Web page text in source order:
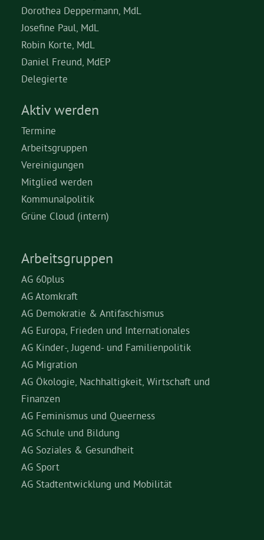
Dorothea Deppermann, MdL
Josefine Paul, MdL
Robin Korte, MdL
Daniel Freund, MdEP
Delegierte
Aktiv werden
Termine
Arbeitsgruppen
Vereinigungen
Mitglied werden
Kommunalpolitik
Grüne Cloud (intern)
Arbeitsgruppen
AG 60plus
AG Atomkraft
AG Demokratie & Antifaschismus
AG Europa, Frieden und Internationales
AG Kinder-, Jugend- und Familienpolitik
AG Migration
AG Ökologie, Nachhaltigkeit, Wirtschaft und
Finanzen
AG Feminismus und Queerness
AG Schule und Bildung
AG Soziales & Gesundheit
AG Sport
AG Stadtentwicklung und Mobilität